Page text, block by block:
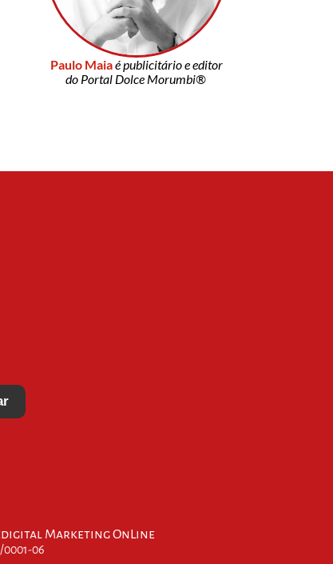
Paulo Maiaé publicitário e editor
do Portal Dolce Morumbi®
Marketing OnLine
0001-06